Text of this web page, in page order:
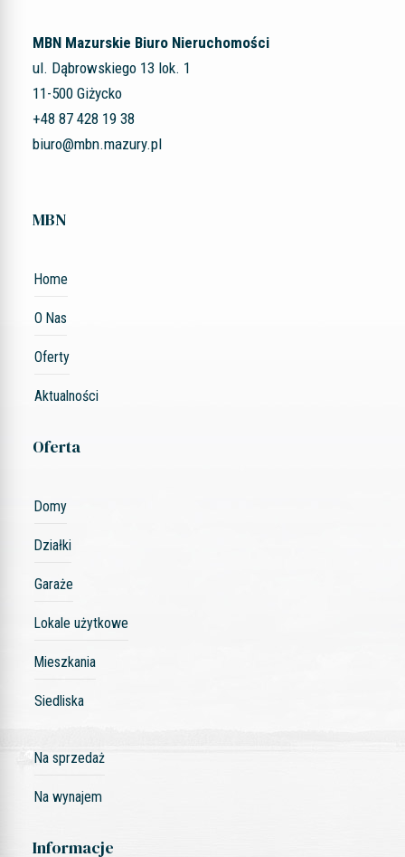
MBN Mazurskie Biuro Nieruchomości
ul. Dąbrowskiego 13 lok. 1
11-500 Giżycko
+48 87 428 19 38
biuro@mbn.mazury.pl
MBN
Home
O Nas
Oferty
Aktualności
Oferta
Domy
Działki
Garaże
Lokale użytkowe
Mieszkania
Siedliska
Na sprzedaż
Na wynajem
Informacje